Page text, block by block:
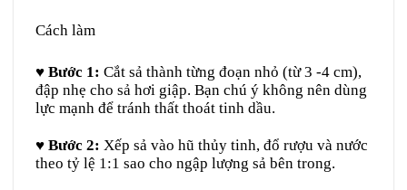
Cách làm
♥ Bước 1: Cắt sả thành từng đoạn nhỏ (từ 3 -4 cm),
đập nhẹ cho sả hơi giập. Bạn chú ý không nên dùng
lực mạnh để tránh thất thoát tinh dầu.
♥ Bước 2: Xếp sả vào hũ thủy tinh, đổ rượu và nước
theo tỷ lệ 1:1 sao cho ngập lượng sả bên trong.